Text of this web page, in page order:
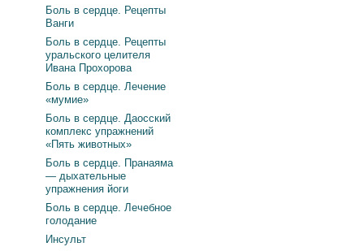
Боль в сердце. Рецепты
Ванги
Боль в сердце. Рецепты
уральского целителя
Ивана Прохорова
Боль в сердце. Лечение
«мумие»
Боль в сердце. Даосский
комплекс упражнений
«Пять животных»
Боль в сердце. Пранаяма
— дыхательные
упражнения йоги
Боль в сердце. Лечебное
голодание
Инсульт